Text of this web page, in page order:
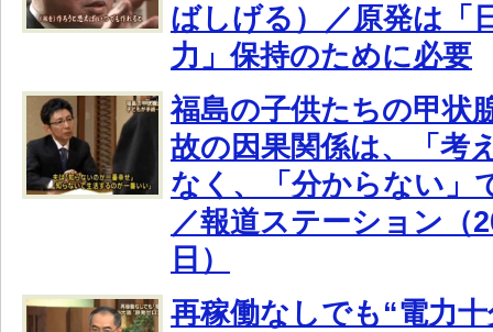
ばしげる）／原発は「
力」保持のために必要
福島の子供たちの甲状
故の因果関係は、「考
なく、「分からない」
／報道ステーション（
日）
再稼働なしでも“電力